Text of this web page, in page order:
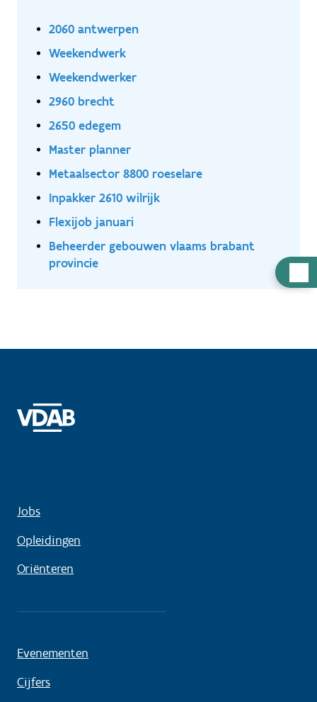
2060 antwerpen
Weekendwerk
Weekendwerker
2960 brecht
2650 edegem
Master planner
Metaalsector 8800 roeselare
Inpakker 2610 wilrijk
Flexijob januari
Beheerder gebouwen vlaams brabant
provincie
Jobs
Opleidingen
Oriënteren
Evenementen
Cijfers